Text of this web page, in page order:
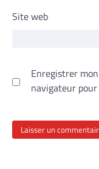
Site web
Enregistrer
navigateur